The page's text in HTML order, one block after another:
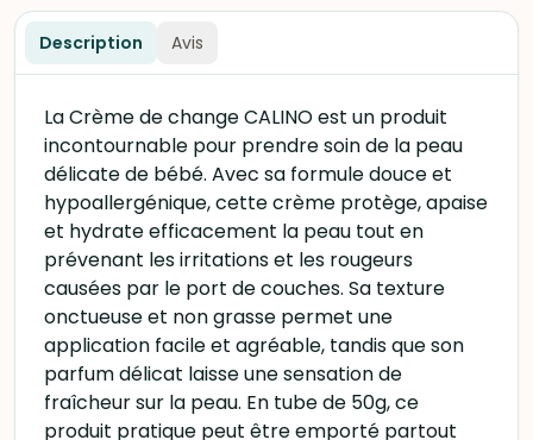
Description Avis
La Crème de change CALINO est un produit
incontournable pour prendre soin de la peau
délicate de bébé. Avec sa formule douce et
hypoallergénique, cette crème protège, apaise
et hydrate efficacement la peau tout en
prévenant les irritations et les rougeurs
causées par le port de couches. Sa texture
onctueuse et non grasse permet une
application facile et agréable, tandis que son
parfum délicat laisse une sensation de
fraîcheur sur la peau. En tube de 50g, ce
produit pratique peut être emporté partout